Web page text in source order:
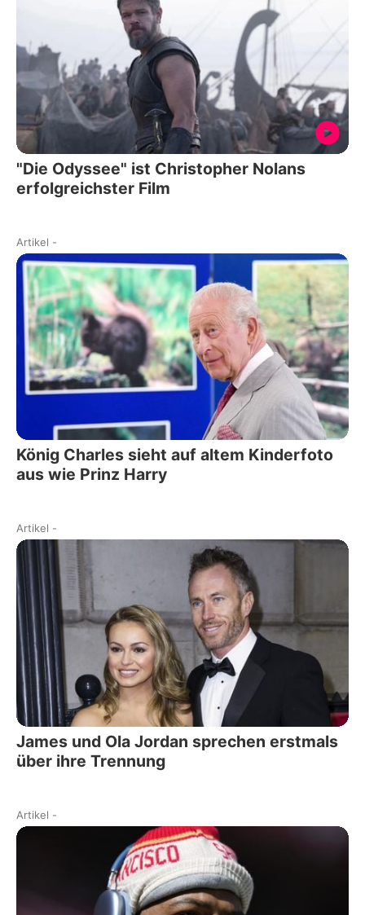
"Die Odyssee" ist Christopher Nolans
erfolgreichster Film
Artikel -
König Charles sieht auf altem Kinderfoto
aus wie Prinz Harry
Artikel -
James und Ola Jordan sprechen erstmals
über ihre Trennung
Artikel -